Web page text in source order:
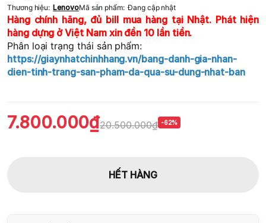
Thương hiệu: LenovoMã sản phẩm: Đang cập nhật
Hàng chính hãng, đủ bill mua hàng tại Nhật. Phát hiện
hàng dựng ở Việt Nam xin đền 10 lần tiền.
Phân loại trạng thái sản phẩm:
https://giaynhatchinhhang.vn/bang-danh-gia-nhan-
dien-tinh-trang-san-pham-da-qua-su-dung-nhat-ban
7.800.000₫20.500.000₫ -62%
HẾT HÀNG